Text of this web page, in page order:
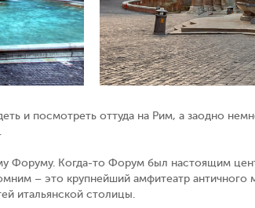
и посмотреть оттуда на Рим, а заодно
Форуму. Когда-то Форум был настоящим
– это крупнейший амфитеатр античного
итальянской столицы.